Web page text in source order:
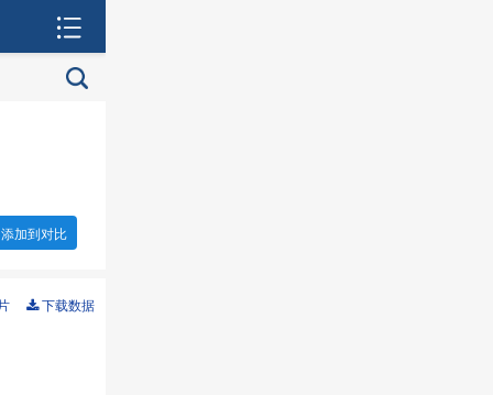
加到对比
下载数据